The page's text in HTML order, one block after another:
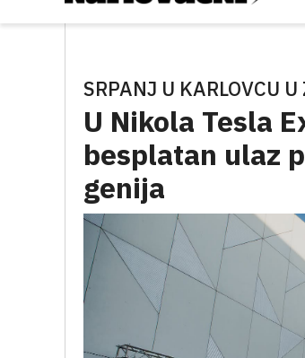
SRPANJ U KARLOVCU
U Nikola Tesla
besplatan ulaz
genija